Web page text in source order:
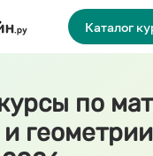
Каталог
по